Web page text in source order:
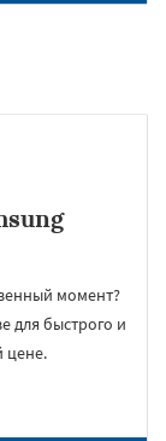
момент?
для быстрого и
цене.
×